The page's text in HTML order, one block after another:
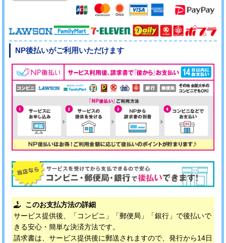
NP後払いがご利用いただけます
このお支払方法の詳細
サービス提供後、「コンビニ」「郵便局」「銀行」で後払いで
きる安心・簡単な決済方法です。
請求書は、サービス提供後に郵送されますので、発行から14日